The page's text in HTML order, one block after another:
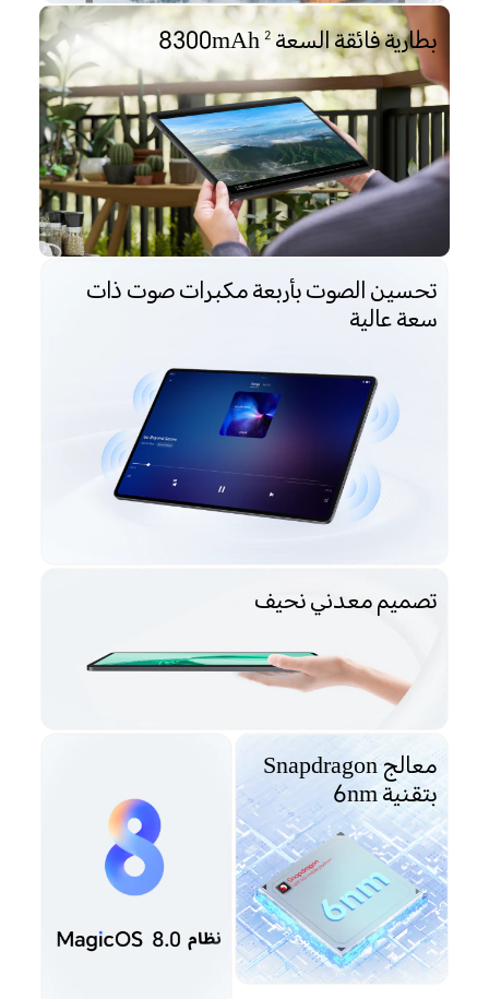
بطارية فائقة السعة 8300mAh2
تحسين الصوت بأربعة مكبرات صوت ذات
سعة عالية
تصميم معدني نحيف
معالج Snapdragon
بتقنية 6nm